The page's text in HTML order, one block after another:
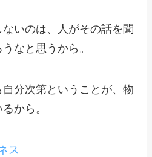
いのは、人がその話を聞
なと思うから。
分次第ということが、物
から。
ス